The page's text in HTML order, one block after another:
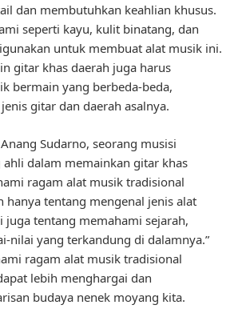
dan membutuhkan keahlian khusus.
seperti kayu, kulit binatang, dan
untuk membuat alat musik ini.
gitar khas daerah juga harus
bermain yang berbeda-beda,
gitar dan daerah asalnya.
Sudarno, seorang musisi
dalam memainkan gitar khas
ragam alat musik tradisional
hanya tentang mengenal jenis alat
juga tentang memahami sejarah,
nilai yang terkandung di dalamnya.”
ragam alat musik tradisional
lebih menghargai dan
budaya nenek moyang kita.